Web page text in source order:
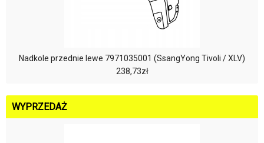
Nadkole przednie lewe 7971035001 (SsangYong Tivoli / XLV)
238,73zł
WYPRZEDAŻ